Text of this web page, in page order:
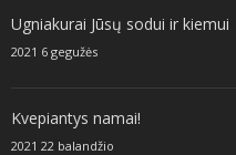
Ugniakurai Jūsų sodui ir kiemui
2021 6 gegužės
Kvepiantys namai!
2021 22 balandžio